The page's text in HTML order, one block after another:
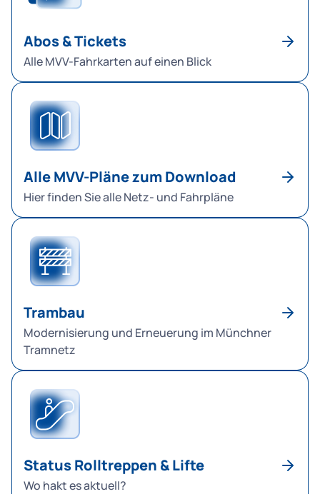
Abos & Tickets
Alle MVV-Fahrkarten auf einen Blick
Alle MVV-Pläne zum Download
Hier finden Sie alle Netz- und Fahrpläne
Trambau
Modernisierung und Erneuerung im Münchner
Tramnetz
Status Rolltreppen & Lifte
Wo hakt es aktuell?